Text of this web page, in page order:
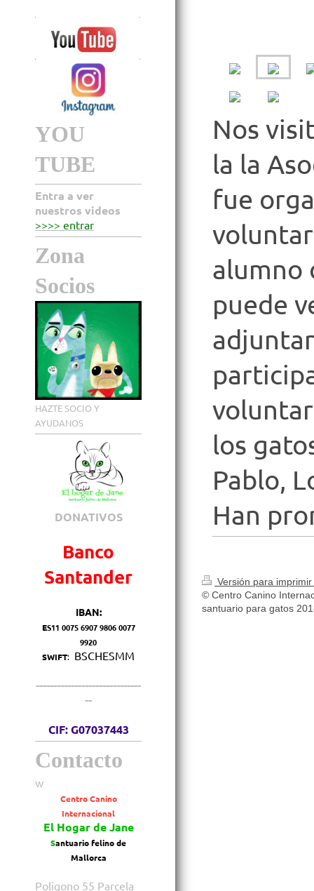
YOU
TUBE
Entra a ver
nuestros videos
>>>> entrar
Zona
Socios
HAZTE SOCIO Y
AYUDANOS
DONATIVOS
Banco
Santander
IBAN:
ES11 0075 6907 9806 0077
9920
SWIFT: BSCHESMM
------------------------------
--
CIF: G07037443
Contacto
w
Centro Canino
Internacional
El Hogar de Jane
Santuario felino de
Mallorca
Poligono 55 Parcela
Nos
la la
fue
alumno
puede
los
Pablo,
Han
Versión para imprimir
© Centro Canino
santuario para gatos